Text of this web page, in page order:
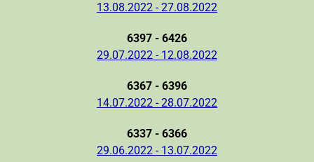
13.08.2022 - 27.08.2022
6397 - 6426
29.07.2022 - 12.08.2022
6367 - 6396
14.07.2022 - 28.07.2022
6337 - 6366
29.06.2022 - 13.07.2022